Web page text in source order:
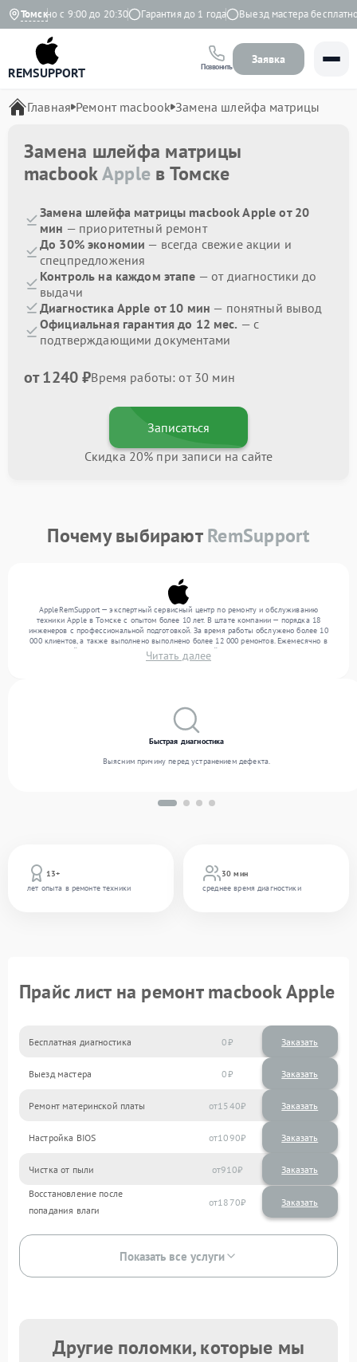
Томскс 9:00 до 20:30 Гарантия до 1 года Выезд мастера бесплатно
REMSUPPORT Позвонить
Заявка
Главная Ремонт macbook Замена шлейфа матрицы
Замена шлейфа матрицы
macbookApple в Томске
Замена шлейфа матрицы macbook Apple от 20
мин — приоритетный ремонт
До 30% экономии — всегда свежие акции и
спецпредложения
Контроль на каждом этапе — от диагностики до
выдачи
Диагностика Apple от 10 мин — понятный вывод
Официальная гарантия до 12 мес. — с
подтверждающими документами
от 1240 ₽Время работы: от 30 мин
Записаться
Скидка 20% при записи на сайте
Почему выбираютRemSupport
AppleRemSupport — экспертный сервисный центр по ремонту и обслуживанию
техники Apple в Томске с опытом более 10 лет. В штате компании — порядка 18
инженеров с профессиональной подготовкой. За время работы обслужено более 10
000 клиентов, а также выполнено выполнено более 12 000 ремонтов. Ежемесячно в
сервисный центр поступает более 300 обращений, включая , , . Мы работаем с
широким спектром неисправностей и предлагаем стабильный уровень сервиса
Читать далее
13+
лет опыта в ремонте техники
30 мин
среднее время диагностики
Быстрая диагностика
Выясним причину перед устранением дефекта.
Прайс лист на ремонт macbook Apple
Бесплатная диагностика 0 Заказать
Выезд мастера 0 Заказать
Ремонт материнской платы 1540
Настройка BIOS 1090
Чистка от пыли 910
Восстановление после
попадания влаги
1870
Показать все услуги
Другие поломки, которые мы